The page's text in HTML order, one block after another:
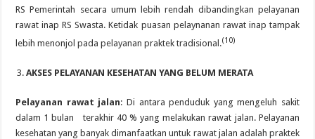
RS Pemerintah secara umum lebih rendah dibandingkan pelayanan
rawat inap RS Swasta. Ketidak puasan pelaynanan rawat inap tampak
lebih menonjol pada pelayanan praktek tradisional.(10)
AKSES PELAYANAN KESEHATAN YANG BELUM MERATA
Pelayanan rawat jalan: Di antara penduduk yang mengeluh sakit
dalam 1 bulan terakhir 40 % yang melakukan rawat jalan. Pelayanan
kesehatan yang banyak dimanfaatkan untuk rawat jalan adalah praktek